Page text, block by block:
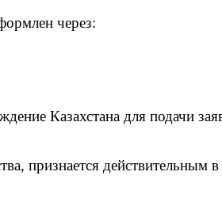
через:
Казахстана для подачи
признается действительным